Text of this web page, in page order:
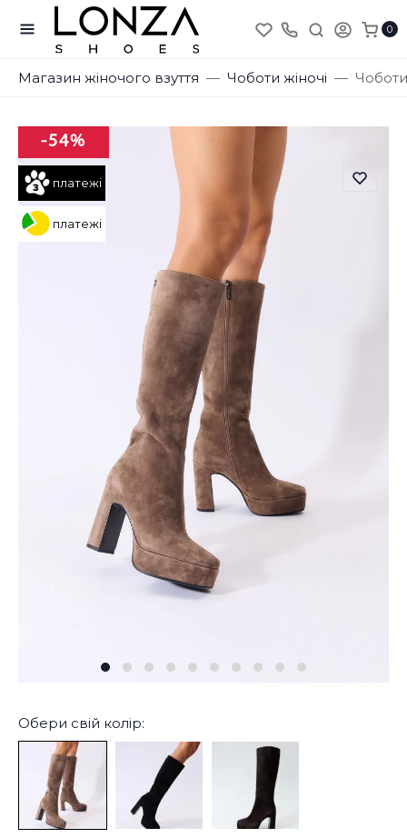
0
Магазин жіночого взуття Чоботи жіночі
платежі
платежі
-54%
Обери свій колір: